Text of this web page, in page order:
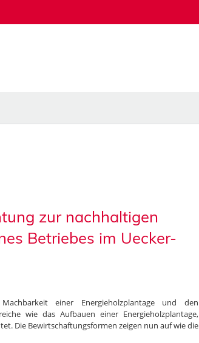
zur nachhaltigen
Betriebes im Uecker-
einer Energieholzplantage und den
wie das Aufbauen einer Energieholzplantage,
Die Bewirtschaftungsformen zeigen nun auf wie die